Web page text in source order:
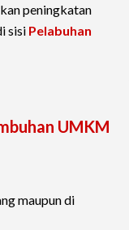
peningkatan
sisi Pelabuhan
UMKM
maupun di